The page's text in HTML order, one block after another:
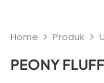
Home Produk
PEONY